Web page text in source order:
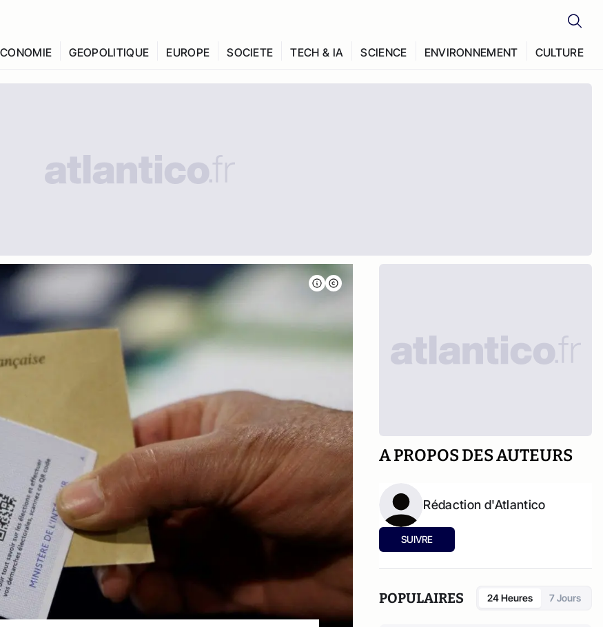
GEOPOLITIQUE EUROPE SOCIETE TECH & IA SCIENCE ENVIRONNEMENT CULTURE
A PROPOS DES AUTEURS
Rédaction d'Atlantico
SUIVRE
POPULAIRES 24 Heures 7 Jours